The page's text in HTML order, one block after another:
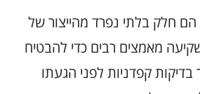
הם חלק בלתי נפרד מהייצור של
מאמצים רבים כדי להבטיח
קפדניות לפני הגעתו